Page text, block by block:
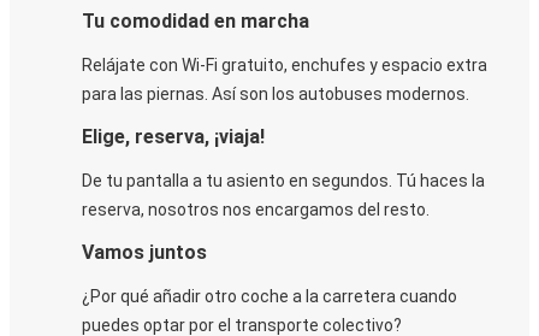
Tu comodidad en marcha
Relájate con Wi-Fi gratuito, enchufes y espacio extra
para las piernas. Así son los autobuses modernos.
Elige, reserva, ¡viaja!
De tu pantalla a tu asiento en segundos. Tú haces la
reserva, nosotros nos encargamos del resto.
Vamos juntos
¿Por qué añadir otro coche a la carretera cuando
puedes optar por el transporte colectivo?